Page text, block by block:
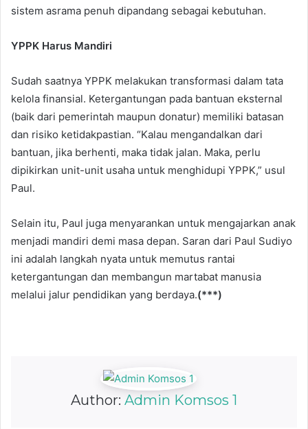
sistem asrama penuh dipandang sebagai kebutuhan.
YPPK Harus Mandiri
Sudah saatnya YPPK melakukan transformasi dalam tata
kelola finansial. Ketergantungan pada bantuan eksternal
(baik dari pemerintah maupun donatur) memiliki batasan
dan risiko ketidakpastian. “Kalau mengandalkan dari
bantuan, jika berhenti, maka tidak jalan. Maka, perlu
dipikirkan unit-unit usaha untuk menghidupi YPPK,” usul
Paul.
Selain itu, Paul juga menyarankan untuk mengajarkan anak
menjadi mandiri demi masa depan. Saran dari Paul Sudiyo
ini adalah langkah nyata untuk memutus rantai
ketergantungan dan membangun martabat manusia
melalui jalur pendidikan yang berdaya.(***)
Author: Admin Komsos 1